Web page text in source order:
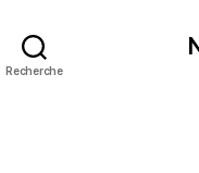
Recherche